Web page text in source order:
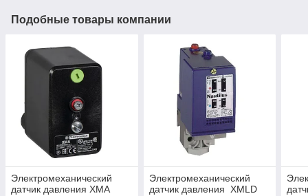
Подобные товары компании
Электромеханический
датчик давления XMА
Электромеханический
датчик давления XMLD